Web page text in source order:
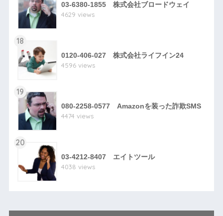
03-6380-1855 株式会社ブロードウェイ
4629 views
18
0120-406-027 株式会社ライフイン24
4596 views
19
080-2258-0577 Amazonを装った詐欺SMS
4474 views
20
03-4212-8407 エイトツール
4038 views